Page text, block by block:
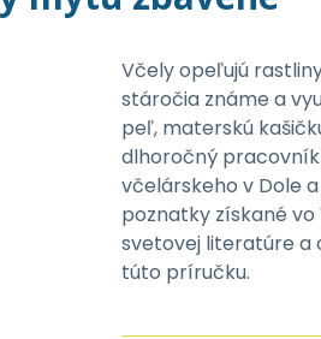
Včely opeľujú
stáročia známe a
peľ, materskú
dlhoročný
včelárskeho v Dole
poznatky získané vo
svetovej literatúre a
túto príručku.